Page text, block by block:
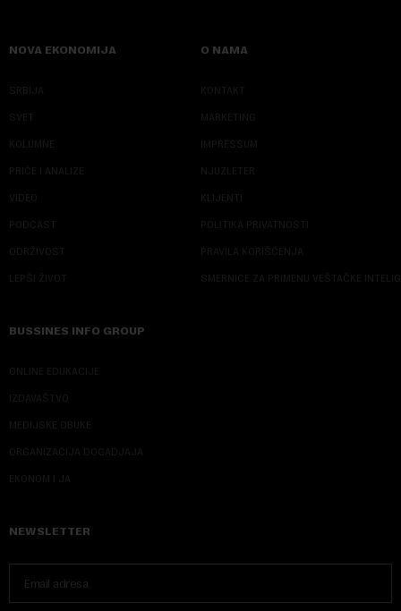
NOVA EKONOMIJA
SRBIJA
SVET
KOLUMNE
PRIČE I ANALIZE
VIDEO
PODCAST
ODRŽIVOST
LEPŠI ŽIVOT
O NAMA
KONTAKT
MARKETING
IMPRESSUM
NJUZLETER
KLIJENTI
POLITIKA PRIVATNOSTI
PRAVILA KORIŠĆENJA
SMERNICE ZA PRIMENU VEŠTAČKE
BUSSINES INFO GROUP
ONLINE EDUKACIJE
IZDAVAŠTVO
MEDIJSKE OBUKE
ORGANIZACIJA DOGADJAJA
EKONOM I JA
NEWSLETTER